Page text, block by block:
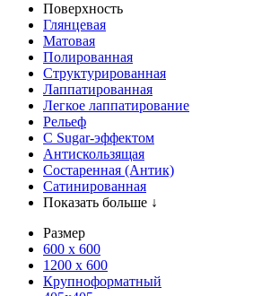
Поверхность
Глянцевая
Матовая
Полированная
Структурированная
Лаппатированная
Легкое лаппатирование
Рельеф
С Sugar-эффектом
Антискользящая
Состаренная (Антик)
Сатинированная
Показать больше ↓
Размер
600 х 600
1200 х 600
Крупноформатный